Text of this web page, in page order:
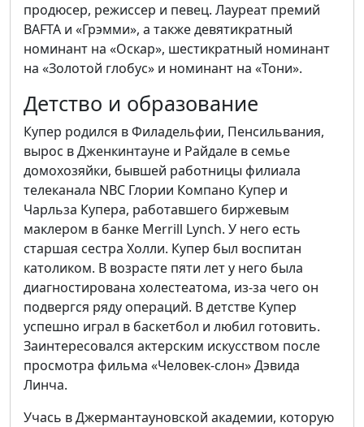
продюсер, режиссер и певец. Лауреат премий
BAFTA и «Грэмми», а также девятикратный
номинант на «Оскар», шестикратный номинант
на «Золотой глобус» и номинант на «Тони».
Детство и образование
Купер родился в Филадельфии, Пенсильвания,
вырос в Дженкинтауне и Райдале в семье
домохозяйки, бывшей работницы филиала
телеканала NBC Глории Компано Купер и
Чарльза Купера, работавшего биржевым
маклером в банке Merrill Lynch. У него есть
старшая сестра Холли. Купер был воспитан
католиком. В возрасте пяти лет у него была
диагностирована холестеатома, из-за чего он
подвергся ряду операций. В детстве Купер
успешно играл в баскетбол и любил готовить.
Заинтересовался актерским искусством после
просмотра фильма «Человек-слон» Дэвида
Линча.
Учась в Джермантауновской академии, которую